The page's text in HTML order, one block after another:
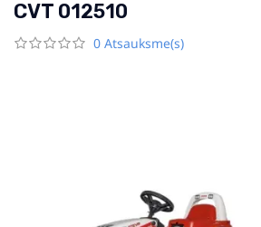
CVT 012510
0 Atsauksme(s)